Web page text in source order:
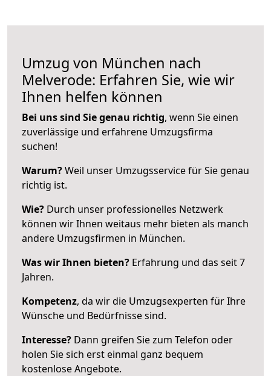
Umzug von München nach
Melverode: Erfahren Sie, wie wir
Ihnen helfen können
Bei uns sind Sie genau richtig, wenn Sie einen
zuverlässige und erfahrene Umzugsfirma
suchen!
Warum?Weil unser Umzugsservice für Sie genau
richtig ist.
Wie? Durch unser professionelles Netzwerk
können wir Ihnen weitaus mehr bieten als manch
andere Umzugsfirmen in München.
Was wir Ihnen bieten? Erfahrung und das seit 7
Jahren.
Kompetenz, da wir die Umzugsexperten für Ihre
Wünsche und Bedürfnisse sind.
Interesse? Dann greifen Sie zum Telefon oder
holen Sie sich erst einmal ganz bequem
kostenlose Angebote.